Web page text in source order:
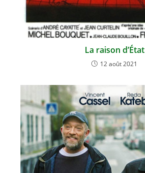
La raison d’État
12 août 2021